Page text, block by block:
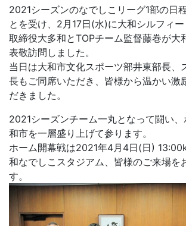
2021シーズンのなでしこリーグ1部の日
とを受け、2月17日(水)に大和シルフィ
取締役大多和とTOPチーム監督藤巻が大
表敬訪問しました。
当日は大和市文化スポーツ部井東部長、
長もご同席いただき、皆様から温かい激
だきました。
2021シーズンチーム一丸となって闘い
和市を一層盛り上げて参ります。
ホーム開幕戦は2021年4月4日(日)
和なでしこスタジアム、皆様のご来場を
す。